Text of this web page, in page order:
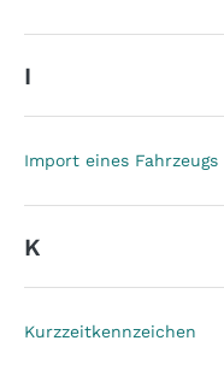
I
Import eines
K
Kurzzeitkennzeichen